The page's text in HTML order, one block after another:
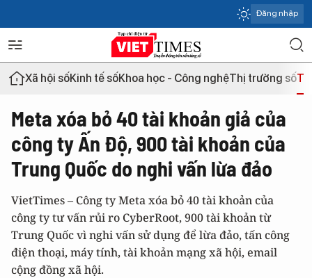
Đăng nhập
Xã hội sốKinh tế sốKhoa học - Công nghệThị trường số
Meta xóa bỏ 40 tài khoản giả của
công ty Ấn Độ, 900 tài khoản của
Trung Quốc do nghi vấn lừa đảo
VietTimes – Công ty Meta xóa bỏ 40 tài khoản của
công ty tư vấn rủi ro CyberRoot, 900 tài khoản từ
Trung Quốc vì nghi vấn sử dụng để lừa đảo, tấn công
điện thoại, máy tính, tài khoản mạng xã hội, email
cộng đồng xã hội.